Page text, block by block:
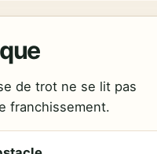
de trot ne se lit pas
franchissement.